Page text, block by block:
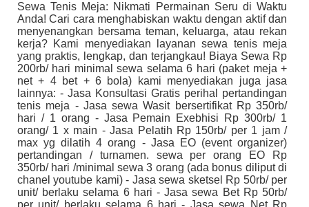
Sewa Tenis Meja: Nikmati Permainan Seru di Waktu
Anda! Cari cara menghabiskan waktu dengan aktif dan
menyenangkan bersama teman, keluarga, atau rekan
kerja? Kami menyediakan layanan sewa tenis meja
yang praktis, lengkap, dan terjangkau! Biaya Sewa Rp
200rb/ hari minimal sewa selama 6 hari (paket meja +
net + 4 bet + 6 bola) kami menyediakan juga jasa
lainnya: - Jasa Konsultasi Gratis perihal pertandingan
tenis meja - Jasa sewa Wasit bersertifikat Rp 350rb/
hari / 1 orang - Jasa Pemain Exebhisi Rp 300rb/ 1
orang/ 1 x main - Jasa Pelatih Rp 150rb/ per 1 jam /
max yg dilatih 4 orang - Jasa EO (event organizer)
pertandingan / turnamen. sewa per orang EO Rp
350rb/ hari /minimal sewa 3 orang (ada bonus diliput di
chanel youtube kami) - Jasa sewa sketsel Rp 50rb/ per
unit/ berlaku selama 6 hari - Jasa sewa Bet Rp 50rb/
per unit/ berlaku selama 6 hari - Jasa sewa Net Rp